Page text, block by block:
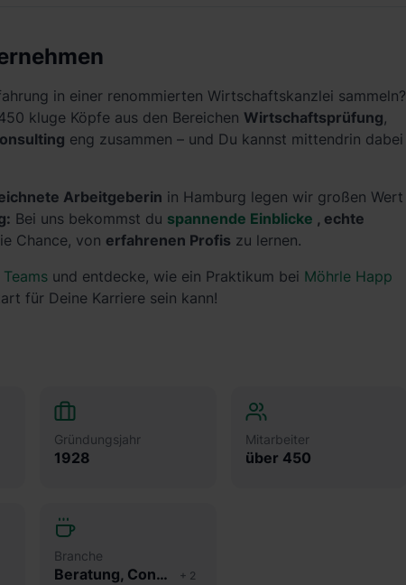
in einer renommierten Wirtschaftskanzlei sammeln?
kluge Köpfe aus den Bereichen Wirtschaftsprüfung,
eng zusammen – und Du kannst mittendrin dabei
Arbeitgeberin in Hamburg legen wir großen Wert
Bei uns bekommst du spannende Einblicke , echte
Chance, von erfahrenen Profis zu lernen.
und entdecke, wie ein Praktikum bei Möhrle Happ
für Deine Karriere sein kann!
Gründungsjahr
1928
Mitarbeiter
über 450
Branche
Beratung, Consulting & Controlling + 2